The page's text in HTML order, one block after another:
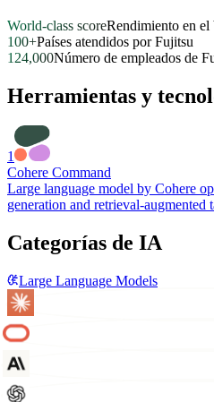
World-class scoreRendimiento en
100+Países atendidos por Fujitsu
124,000Número de empleados de
Herramientas y
1
Cohere Command
Large language model by Cohere
generation and retrieval-augmented
Categorías de IA
Large Language Models